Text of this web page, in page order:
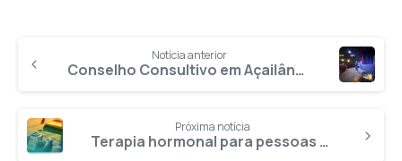
Notícia anterior
Conselho Consultivo em Açailândia discute avanços e expectativas
Próxima notícia
Terapia hormonal para pessoas trans agora é pelo app Saúde AMS